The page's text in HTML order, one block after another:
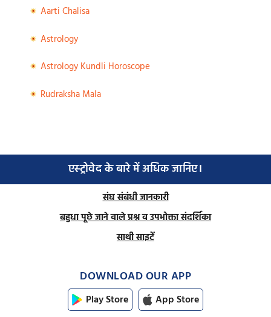
Aarti Chalisa
Astrology
Astrology Kundli Horoscope
Rudraksha Mala
एस्ट्रोवेद के बारे में अधिक जानिए।
संघ संबंधी जानकारी
बहुधा पूछे जाने वाले प्रश्न व उपभोक्ता संदर्शिका
साथी साइटें
DOWNLOAD OUR APP
Play Store App Store